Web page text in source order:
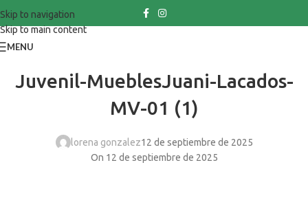
Skip to navigation
Skip to main content
MENU
Juvenil-MueblesJuani-Lacados-
MV-01 (1)
lorena gonzalez12 de septiembre de 2025
On 12 de septiembre de 2025